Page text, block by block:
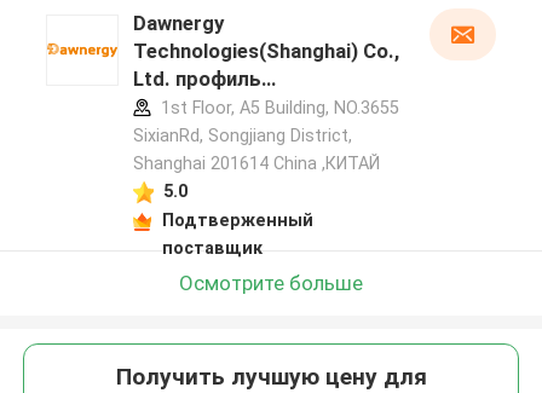
Dawnergy
Technologies(Shanghai) Co.,
Ltd. профиль
производителя
1st Floor, A5 Building, NO.3655
SixianRd, Songjiang District,
Shanghai 201614 China ,КИТАЙ
5.0
Подтверженный
поставщик
Осмотрите больше
Получить лучшую цену для